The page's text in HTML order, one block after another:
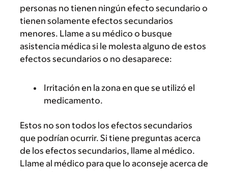
personas no tienen ningún efecto secundario o
tienen solamente efectos secundarios
menores. Llame a su médico o busque
asistencia médica si le molesta alguno de estos
efectos secundarios o no desaparece:
Irritación en la zona en que se utilizó el
medicamento.
Estos no son todos los efectos secundarios
que podrían ocurrir. Si tiene preguntas acerca
de los efectos secundarios, llame al médico.
Llame al médico para que lo aconseje acerca de